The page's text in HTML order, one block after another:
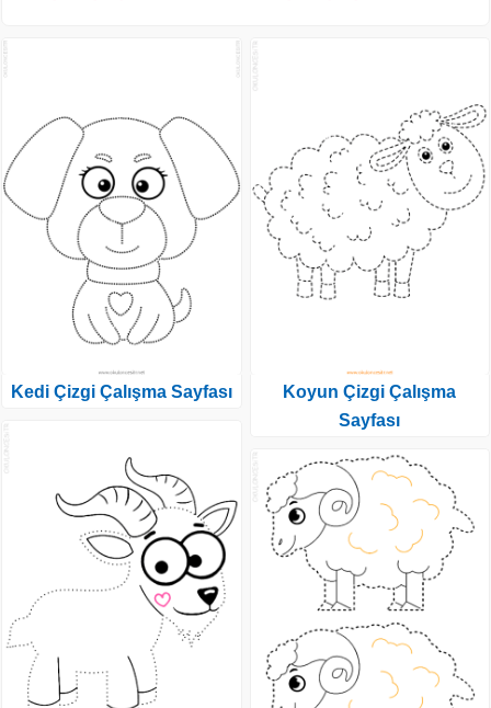
Kedi Çizgi Çalışma Sayfası
Koyun Çizgi Çalışma
Sayfası